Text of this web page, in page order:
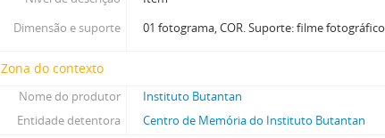
Dimensão e suporte
01 fotograma, COR. Suporte: filme fotográfico
Zona do contexto
Nome do produtor
Instituto Butantan
Entidade detentora
Centro de Memória do Instituto Butantan